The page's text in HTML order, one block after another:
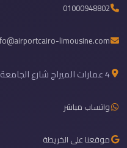
01000948802
info@airportcairo-limousine.com
4 عمارات الميراج شارع الجامعة زهراء مدينة نصر القاهرة مصر
واتساب مباشر
موقعنا على الخريطة